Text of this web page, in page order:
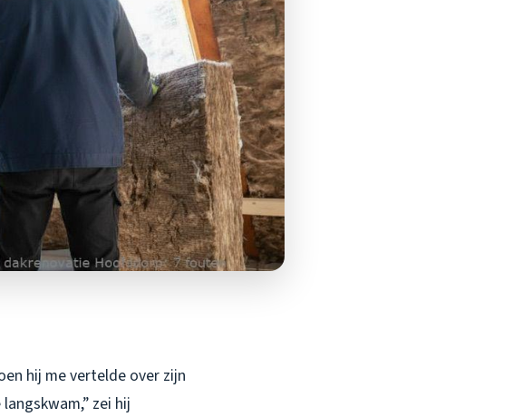
hij me vertelde over zijn
zei hij